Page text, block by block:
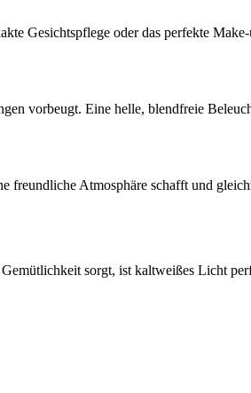
Gesichtspflege oder das perfekte
vorbeugt. Eine helle, blendfreie
freundliche Atmosphäre schafft und
sorgt, ist kaltweißes Licht